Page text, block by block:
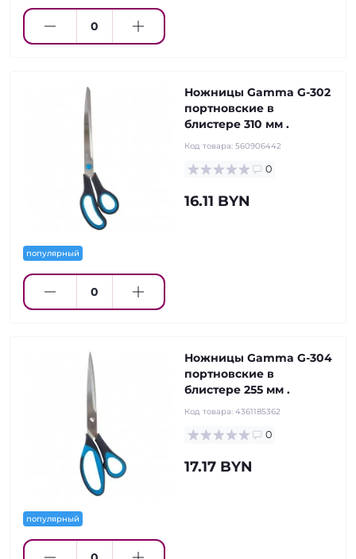
популярный
Ножницы Gamma G-302
портновские в
блистере 310 мм .
Код товара: 560906442
0
16.11 BYN
популярный
Ножницы Gamma G-304
портновские в
блистере 255 мм .
Код товара: 4361185362
0
17.17 BYN